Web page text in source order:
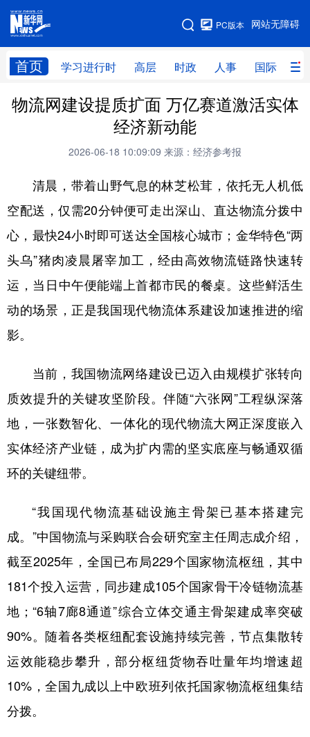
网站无障碍
PC版本
首页 学习进行时 高层 时政 人事 国际 财
网站地图
学习进行时 高层 时政 人事
财经 网评
科技 科创 量子 体育
文化 书画 健康 军事
法律 中央文件 金融 汽车
食品 人居 信息化 数字经济
彩票 娱乐 时尚 悦读
公益 一带一路 亚太网 上市公司
文化产业
地方频道
北京 天津 河北 山西
辽宁 吉林 上海 江苏
浙江 安徽 福建 江西
四川 贵州 云南 西藏
物流网建设提质扩面 万亿赛道激活实体
经济新动能
2026-06-18 10:09:09 来源：经济参考报
清晨，带着山野气息的林芝松茸，依托无人机低
空配送，仅需20分钟便可走出深山、直达物流分拨中
心，最快24小时即可送达全国核心城市；金华特色“两
头乌”猪肉凌晨屠宰加工，经由高效物流链路快速转
运，当日中午便能端上首都市民的餐桌。这些鲜活生
动的场景，正是我国现代物流体系建设加速推进的缩
影。
当前，我国物流网络建设已迈入由规模扩张转向
质效提升的关键攻坚阶段。伴随“六张网”工程纵深落
地，一张数智化、一体化的现代物流大网正深度嵌入
实体经济产业链，成为扩内需的坚实底座与畅通双循
环的关键纽带。
“我国现代物流基础设施主骨架已基本搭建完
成。”中国物流与采购联合会研究室主任周志成介绍，
截至2025年，全国已布局229个国家物流枢纽，其中
181个投入运营，同步建成105个国家骨干冷链物流基
地；“6轴7廊8通道”综合立体交通主骨架建成率突破
90%。随着各类枢纽配套设施持续完善，节点集散转
运效能稳步攀升，部分枢纽货物吞吐量年均增速超
10%，全国九成以上中欧班列依托国家物流枢纽集结
分拨。